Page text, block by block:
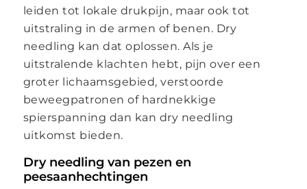
leiden tot lokale drukpijn, maar ook tot
uitstraling in de armen of benen. Dry
needling kan dat oplossen. Als je
uitstralende klachten hebt, pijn over een
groter lichaamsgebied, verstoorde
beweegpatronen of hardnekkige
spierspanning dan kan dry needling
uitkomst bieden.
Dry needling van pezen en
peesaanhechtingen